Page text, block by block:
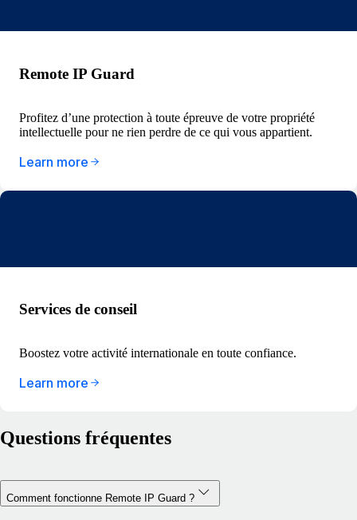
Remote IP Guard
Profitez d’une protection à toute épreuve de votre propriété
intellectuelle pour ne rien perdre de ce qui vous appartient.
Learn more
Services de conseil
Boostez votre activité internationale en toute confiance.
Learn more
Questions fréquentes
Comment fonctionne Remote IP Guard ?